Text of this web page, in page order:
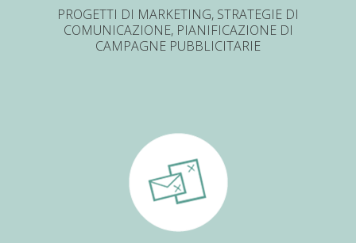
PROGETTI DI MARKETING, STRATEGIE DI
COMUNICAZIONE, PIANIFICAZIONE DI
CAMPAGNE PUBBLICITARIE